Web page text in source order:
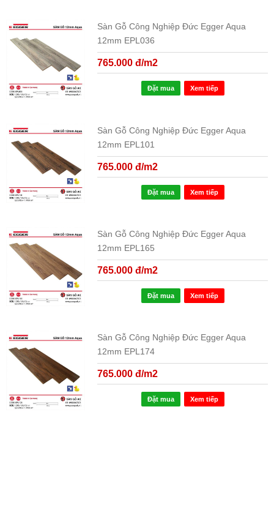
Sàn Gỗ Công Nghiệp Đức Egger Aqua
12mm EPL036
765.000 đ/m2
Đặt mua Xem tiếp
Sàn Gỗ Công Nghiệp Đức Egger Aqua
12mm EPL101
765.000 đ/m2
Đặt mua Xem tiếp
Sàn Gỗ Công Nghiệp Đức Egger Aqua
12mm EPL165
765.000 đ/m2
Đặt mua Xem tiếp
Sàn Gỗ Công Nghiệp Đức Egger Aqua
12mm EPL174
765.000 đ/m2
Đặt mua Xem tiếp